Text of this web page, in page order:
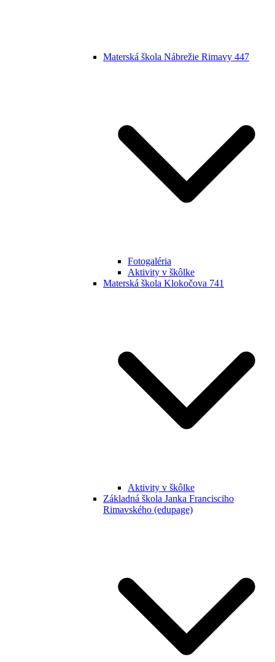
Materská škola Nábrežie Rimavy 447
Fotogaléria
Aktivity v škôlke
Materská škola Klokočova 741
Aktivity v škôlke
Základná škola Janka Francisciho
Rimavského (edupage)